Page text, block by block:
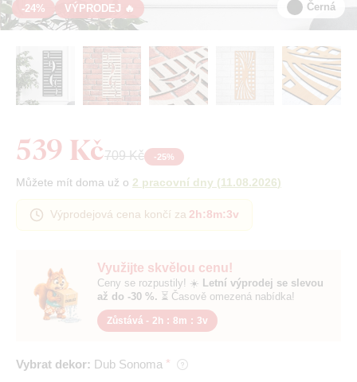
-24% VÝPRODEJ 🔥 Černá
Využijte skvělou cenu!
Ceny se rozpustily! ☀️ Letní výprodej se slevou
až do -30 %. ⏳ Časově omezená nabídka!
Zůstává - 2h : 8m : 2v
Vybrat dekor: Dub Sonoma
539 Kč709 Kč -25%
Můžete mít doma už o 2 pracovní dny (11.08.2026)
Výprodejová cena končí za 2h:8m:2v